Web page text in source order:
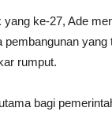
ke-27, Ade
rumput.
bagi